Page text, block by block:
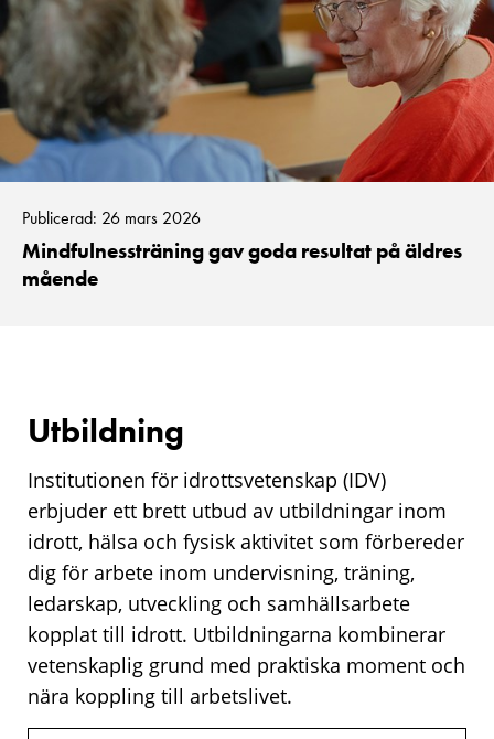
Publicerad: 26 mars 2026
Mindfulnessträning gav goda resultat på äldres
mående
Utbildning
Institutionen för idrottsvetenskap (IDV)
erbjuder ett brett utbud av utbildningar inom
idrott, hälsa och fysisk aktivitet som förbereder
dig för arbete inom undervisning, träning,
ledarskap, utveckling och samhällsarbete
kopplat till idrott. Utbildningarna kombinerar
vetenskaplig grund med praktiska moment och
nära koppling till arbetslivet.